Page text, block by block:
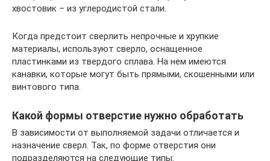
хвостовик – из углеродистой стали.
Когда предстоит сверлить непрочные и хрупкие
материалы, используют сверло, оснащенное
пластинками из твердого сплава. На нем имеются
канавки, которые могут быть прямыми, скошенными или
винтового типа.
Какой формы отверстие нужно обработать
В зависимости от выполняемой задачи отличается и
назначение сверл. Так, по форме отверстия они
подразделяются на следующие типы: